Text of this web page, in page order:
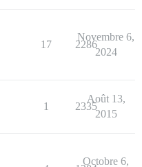
17 2286
Novembre 6,
2024
1 2335
Août 13,
2015
Octobre 6,